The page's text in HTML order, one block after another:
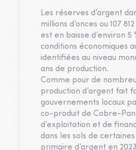
Les réserves d’argent
millions d’onces ou 107
est en baisse d’environ
conditions économiques
identifiées au niveau
ans de production.
Comme pour de
production d’argent fait
gouvernements locaux
co-produit de Cobre-
d’exploitation et de
dans les sols de
primaire d’argent en